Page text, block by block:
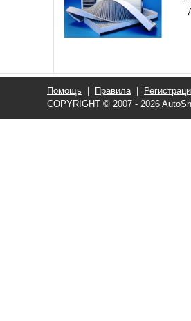
Помощь Правила|
COPYRIGHT © 2007 - 2026